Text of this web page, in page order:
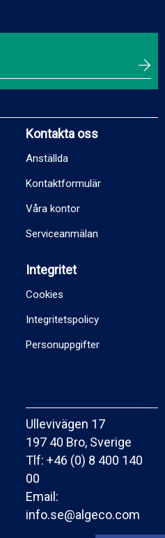
Kontakta oss
Anställda
Kontaktformulär
Våra kontor
Serviceanmälan
Integritet
Cookies
Integritetspolicy
Personuppgifter
Ullevivägen 17
197 40 Bro, Sverige
Tlf: +46 (0) 8 400 140
00
Email:
info.se@algeco.com